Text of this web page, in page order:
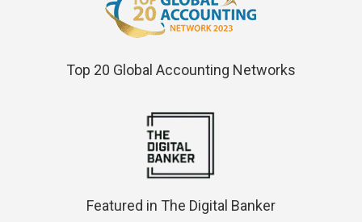
Top 20 Global Accounting Networks
Featured in The Digital Banker